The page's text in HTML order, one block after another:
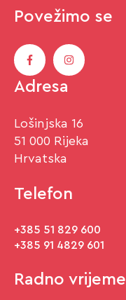
Povežimo se
Adresa
Lošinjska 16
51 000 Rijeka
Hrvatska
Telefon
+385 51 829 600
+385 91 4829 601
Radno vrijeme